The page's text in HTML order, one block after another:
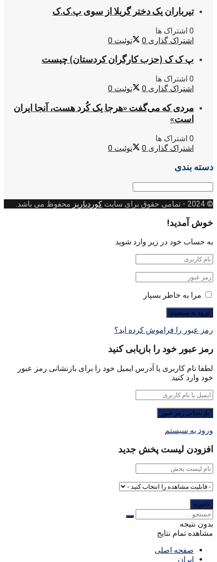
تیرباران یک دختر گریلا از سوی پ.ک.ک
0 اشتراک ها
اشتراک گذاری 0 توئیت 0
پ ک ک (حزب کارگران کردستان) چیست
0 اشتراک ها
اشتراک گذاری 0 توئیت 0
مردی که می‌گفت «هرجا یک کُرد هست، آنجا ایران
است»
0 اشتراک ها
اشتراک گذاری 0 توئیت 0
دسته بندی
دسته
© 2024
- تمامی حقوق برای سایت کوردپاریز محفوظ می باشد.
خوش آمدید!
به حساب خود در زیر وارد شوید
مرا به خاطر بسپار
رمز عبور را فراموش کرده اید؟
رمز عبور خود را بازیابی کنید
لطفا نام کاربری یا آدرس ایمیل خود را برای بازنشانی رمز عبور
خود وارد کنید.
ورود به سیستم
افزودن لیست پخش جدید
بدون نتیجه
مشاهده تمام نتایج
صفحه اصلی
ایران